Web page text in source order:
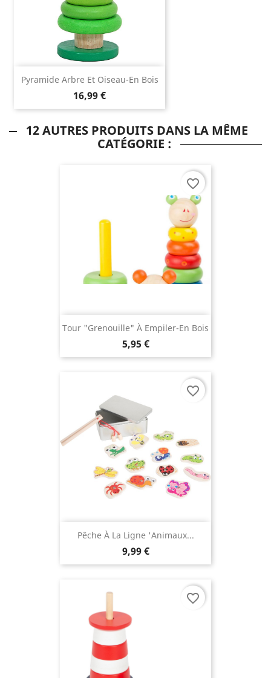
Pyramide Arbre Et Oiseau-En Bois
16,99 €
12 AUTRES PRODUITS DANS LA MÊME
CATÉGORIE :
Tour "Grenouille" À Empiler-En Bois
5,95 €
favorite_border
Pêche À La Ligne 'animaux...
9,99 €
favorite_border
favorite_border